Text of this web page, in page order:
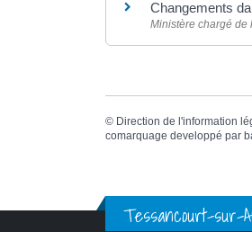
Changements
Ministère chargé de
© Direction de l'information
comarquage developpé par
Tessancourt-sur-